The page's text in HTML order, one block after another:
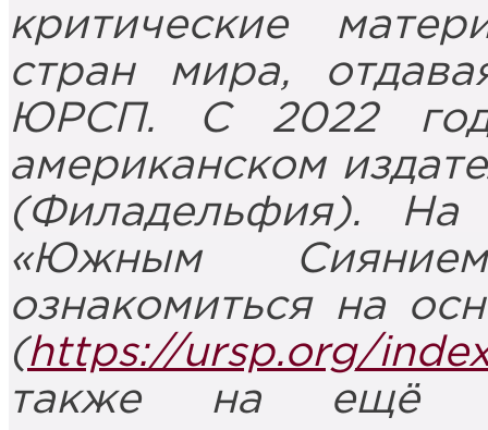
критические
стран мира,
ЮРСП. С 2022
американском
(Филадельфия). На
«Южным
ознакомиться на
(https://ursp.org/
также на ещё